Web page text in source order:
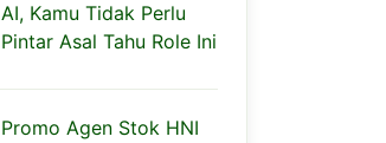
AI, Kamu Tidak Perlu
Pintar Asal Tahu Role Ini
Promo Agen Stok HNI